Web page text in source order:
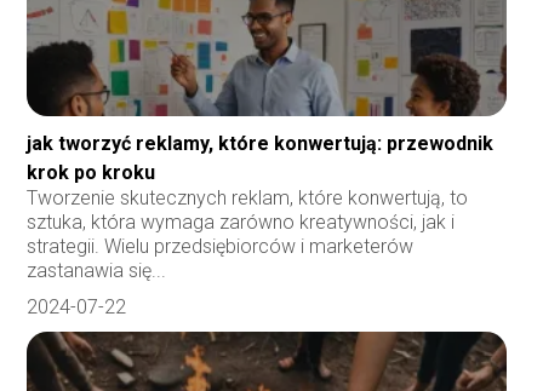
jak tworzyć reklamy, które konwertują: przewodnik
krok po kroku
Tworzenie skutecznych reklam, które konwertują, to
sztuka, która wymaga zarówno kreatywności, jak i
strategii. Wielu przedsiębiorców i marketerów
zastanawia się...
2024-07-22